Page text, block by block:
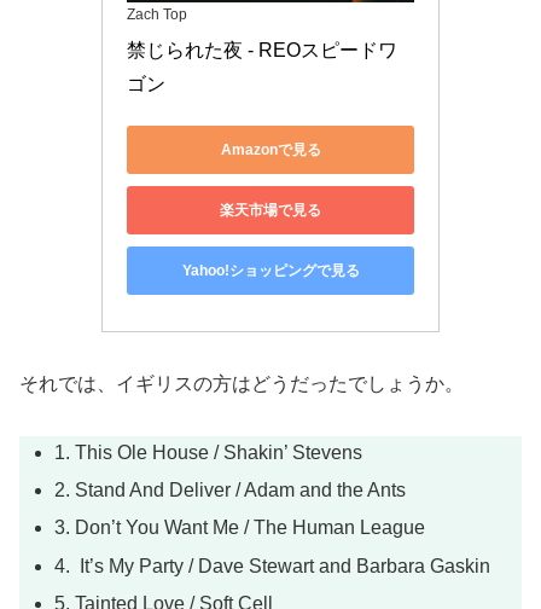
Zach Top
禁じられた夜 - REOスピードワ
ゴン
Amazonで見る
楽天市場で見る
Yahoo!ショッピングで見る
それでは、イギリスの方はどうだったでしょうか。
1. This Ole House / Shakin’ Stevens
2. Stand And Deliver / Adam and the Ants
3. Don’t You Want Me / The Human League
4. It’s My Party / Dave Stewart and Barbara Gaskin
5. Tainted Love / Soft Cell